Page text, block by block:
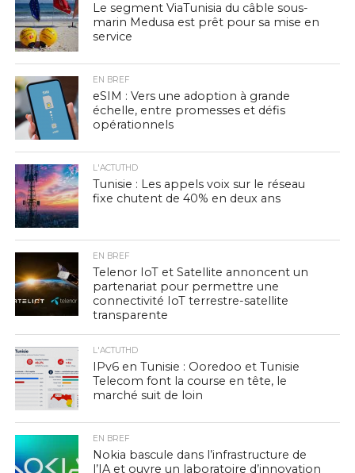
Le segment ViaTunisia du câble sous-
marin Medusa est prêt pour sa mise en
service
EN BREF
eSIM : Vers une adoption à grande
échelle, entre promesses et défis
opérationnels
L'ACTUTHD
Tunisie : Les appels voix sur le réseau
fixe chutent de 40% en deux ans
EN BREF
Telenor IoT et Satellite annoncent un
partenariat pour permettre une
connectivité IoT terrestre-satellite
transparente
L'ACTUTHD
IPv6 en Tunisie : Ooredoo et Tunisie
Telecom font la course en tête, le
marché suit de loin
EN BREF
Nokia bascule dans l’infrastructure de
l’IA et ouvre un laboratoire d’innovation